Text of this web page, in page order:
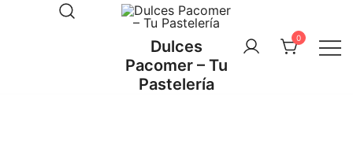
Dulces
Pacomer – Tu
Pastelería
0